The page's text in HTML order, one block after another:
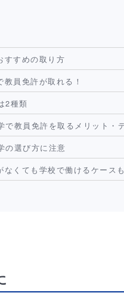
すすめの取り方
教員免許が取れる！
2種類
で教員免許を取るメリット・
の選び方に注意
なくても学校で働けるケース